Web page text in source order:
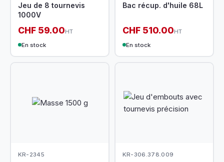
Jeu de 8 tournevis
1000V
CHF 59.00HT
En stock
Bac récup. d'huile 68L
CHF 510.00HT
En stock
KR-2345 KR-306.378.009